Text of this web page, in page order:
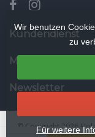
Kundendienst
Mein Konto
Newsletter
Wir benutzen
zu
Für weitere
© Copyright 2026